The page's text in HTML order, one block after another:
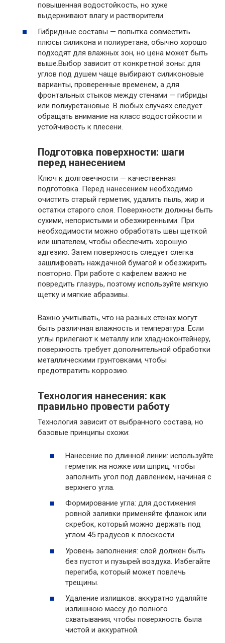
повышенная водостойкость, но хуже
выдерживают влагу и растворители.
Гибридные составы — попытка совместить
плюсы силикона и полиуретана, обычно хорошо
подходят для влажных зон, но цена может быть
выше.Выбор зависит от конкретной зоны: для
углов под душем чаще выбирают силиконовые
варианты, проверенные временем, а для
фронтальных стыков между стенами — гибриды
или полиуретановые. В любых случаях следует
обращать внимание на класс водостойкости и
устойчивость к плесени.
Подготовка поверхности: шаги
перед нанесением
Ключ к долговечности — качественная
подготовка. Перед нанесением необходимо
очистить старый герметик, удалить пыль, жир и
остатки старого слоя. Поверхности должны быть
сухими, непористыми и обезжиренными. При
необходимости можно обработать швы щеткой
или шпателем, чтобы обеспечить хорошую
адгезию. Затем поверхность следует слегка
зашлифовать наждачной бумагой и обезжирить
повторно. При работе с кафелем важно не
повредить глазурь, поэтому используйте мягкую
щетку и мягкие абразивы.
Важно учитывать, что на разных стенах могут
быть различная влажность и температура. Если
углы прилегают к металлу или хладноконтейнеру,
поверхность требует дополнительной обработки
металлическими грунтовками, чтобы
предотвратить коррозию.
Технология нанесения: как
правильно провести работу
Технология зависит от выбранного состава, но
базовые принципы схожи:
Нанесение по длинной линии: используйте
герметик на ножке или шприц, чтобы
заполнить угол под давлением, начиная с
верхнего угла.
Формирование угла: для достижения
ровной заливки применяйте флажок или
скребок, который можно держать под
углом 45 градусов к плоскости.
Уровень заполнения: слой должен быть
без пустот и пузырей воздуха. Избегайте
перегиба, который может повлечь
трещины.
Удаление излишков: аккуратно удаляйте
излишнюю массу до полного
схватывания, чтобы поверхность была
чистой и аккуратной.